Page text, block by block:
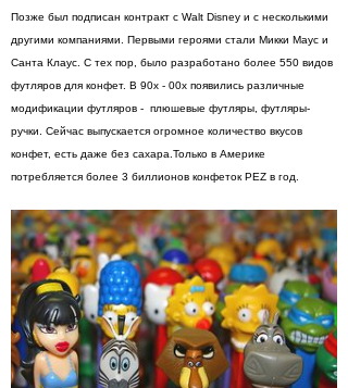
Позже был подписан контракт с Walt Disney и с несколькими
другими компаниями. Первыми героями стали Микки Маус и
Санта Клаус. С тех пор, было разработано более 550 видов
футляров для конфет. В 90х - 00х появились различные
модификации футляров - плюшевые футляры, футляры-
ручки. Сейчас выпускается огромное количество вкусов
конфет, есть даже без сахара.Только в Америке
потребляется более 3 биллионов конфеток PEZ в год.